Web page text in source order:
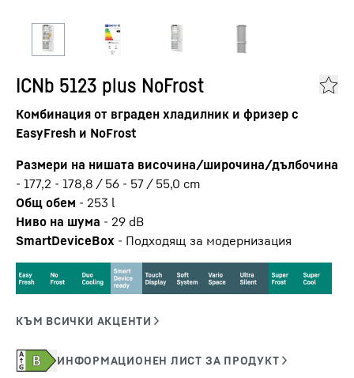
ICNb 5123 plus NoFrost
Комбинация от вграден хладилник и фризер с
EasyFresh и NoFrost
Размери на нишата височина/широчина/дълбочина
- 177,2 - 178,8 / 56 - 57 / 55,0 cm
Общ обем - 253 l
Ниво на шума - 29 dB
SmartDeviceBox - Подходящ за модернизация